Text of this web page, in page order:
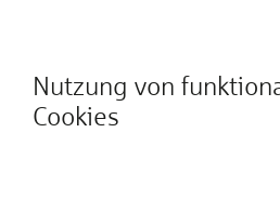
Nutzung von
Cookies